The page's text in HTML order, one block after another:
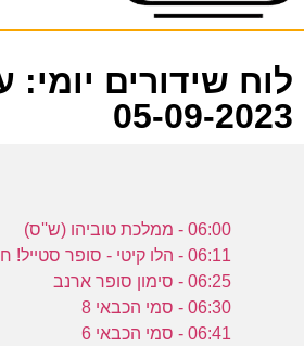
לוח שידורים יומי:
05-09-2023
06:00 - ממלכת טוביהו (ש''ס)
06:11 - הלו קיטי - סופר סטייל! חדש!
06:25 - סימון סופר ארנב
06:30 - סמי הכבאי 8
06:41 - סמי הכבאי 6